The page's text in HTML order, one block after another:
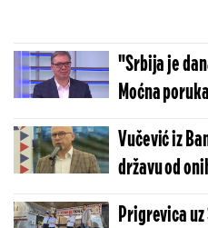
"Srbija je
Moćna
(VIDEO)
Vučević iz
državu od
kuću - nema
Prigrevica